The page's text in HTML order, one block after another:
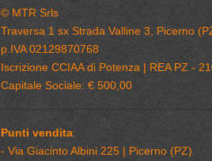
© MTR Srls
Traversa 1 sx Strada Valline 3, Picerno
p.IVA 02129870768
Iscrizione CCIAA di Potenza | REA PZ -
Capitale Sociale: € 500,00
Punti vendita:
- Via Giacinto Albini 225 | Picerno (PZ)